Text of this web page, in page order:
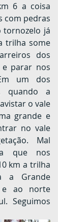
com pedras
tornozelo já
trilha some
dos
parar nos
um dos
quando a
o vale
grande e
no vale
Mal
que nos
km a trilha
a Grande
e ao norte
Seguimos